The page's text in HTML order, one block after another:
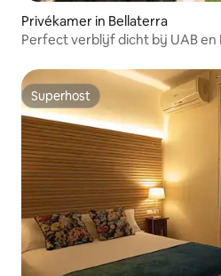
Privékamer in Bellaterra
Perfect verblijf dicht bij UAB en
Superhost
Superhost